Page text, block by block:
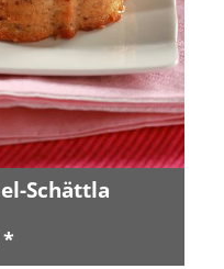
Schättla
*